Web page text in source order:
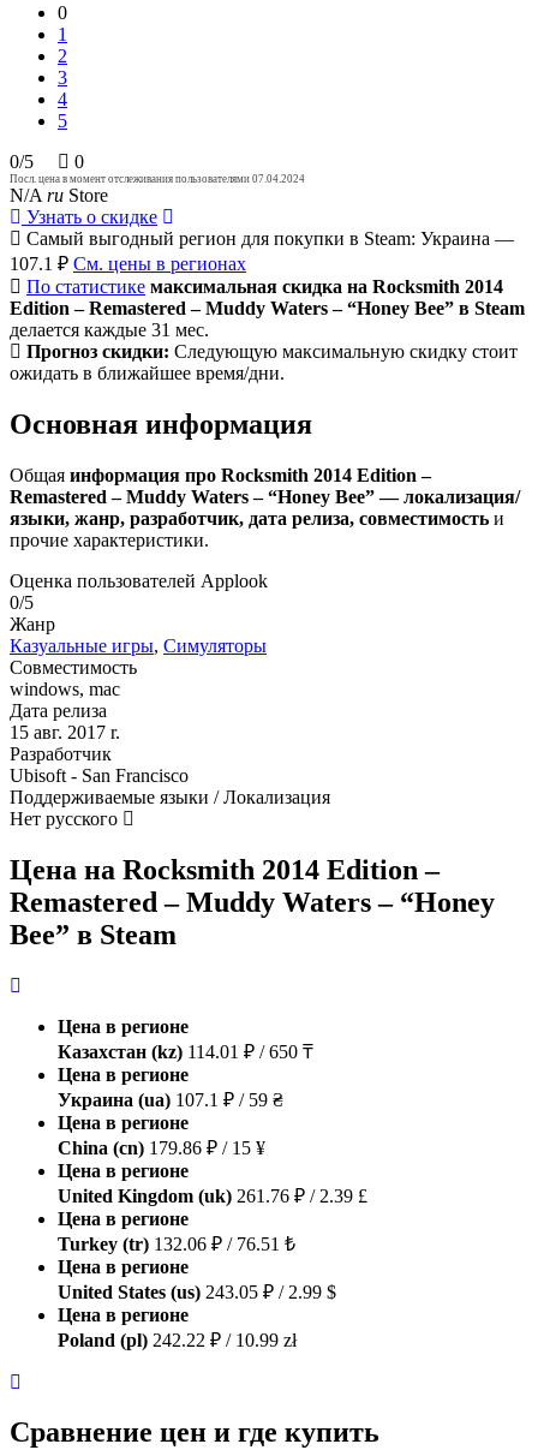
0
1
2
3
4
5
0/5
0
Посл. цена в момент отслеживания пользователями 07.04.2024
N/A ru Store
Узнать о скидке
Самый выгодный регион для покупки в Steam: Украина —
107.1 ₽ См. цены в регионах
По статистике максимальная скидка на Rocksmith 2014
Edition – Remastered – Muddy Waters – “Honey Bee” в Steam
делается каждые 31 мес.
Прогноз скидки: Следующую максимальную скидку стоит
ожидать в ближайшее время/дни.
Основная информация
Общая информация про Rocksmith 2014 Edition –
Remastered – Muddy Waters – “Honey Bee” — локализация/
языки, жанр, разработчик, дата релиза, совместимость и
прочие характеристики.
Оценка пользователей Applook
0/5
Жанр
Казуальные игры, Симуляторы
Совместимость
windows, mac
Дата релиза
15 авг. 2017 r.
Разработчик
Ubisoft - San Francisco
Поддерживаемые языки / Локализация
Нет русского
Цена на Rocksmith 2014 Edition –
Remastered – Muddy Waters – “Honey
Bee” в Steam
Цена в регионе
Казахстан (kz) 114.01 ₽ / 650 ₸
Цена в регионе
Украина (ua) 107.1 ₽ / 59 ₴
Цена в регионе
China (cn) 179.86 ₽ / 15 ¥
Цена в регионе
United Kingdom (uk) 261.76 ₽ / 2.39 £
Цена в регионе
Turkey (tr) 132.06 ₽ / 76.51 ₺
Цена в регионе
United States (us) 243.05 ₽ / 2.99 $
Цена в регионе
Poland (pl) 242.22 ₽ / 10.99 zł
Сравнение цен и где купить